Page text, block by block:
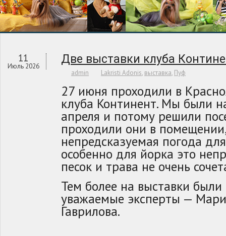
11
Июль 2026
Две выставки клуба
admin Lakristi Adonis, выставка, Пуф
27 июня проходили в
клуба Континент. Мы были
апреля и потому решили
проходили они в
непредсказуемая погода
особенно для йорка это
песок и трава не очень
Тем более на выставки
уважаемые эксперты —
Гаврилова.